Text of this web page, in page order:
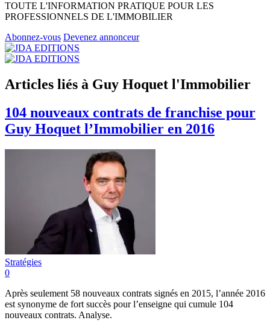
TOUTE L'INFORMATION PRATIQUE POUR LES
PROFESSIONNELS DE L'IMMOBILIER
Abonnez-vous Devenez annonceur
Articles liés à Guy Hoquet l'Immobilier
104 nouveaux contrats de franchise pour
Guy Hoquet l’Immobilier en 2016
Stratégies
0
Après seulement 58 nouveaux contrats signés en 2015, l’année 2016
est synonyme de fort succès pour l’enseigne qui cumule 104
nouveaux contrats. Analyse.